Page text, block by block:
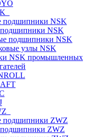
подшипники NSK
NSK
подшипники NSK
узлы NSK
NSK промышленных
подшипники ZWZ
ZWZ